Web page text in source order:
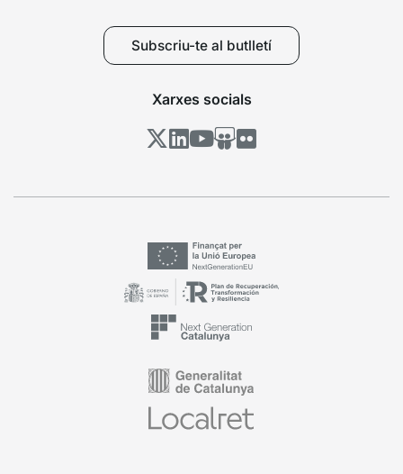
Subscriu-te al butlletí
Xarxes socials